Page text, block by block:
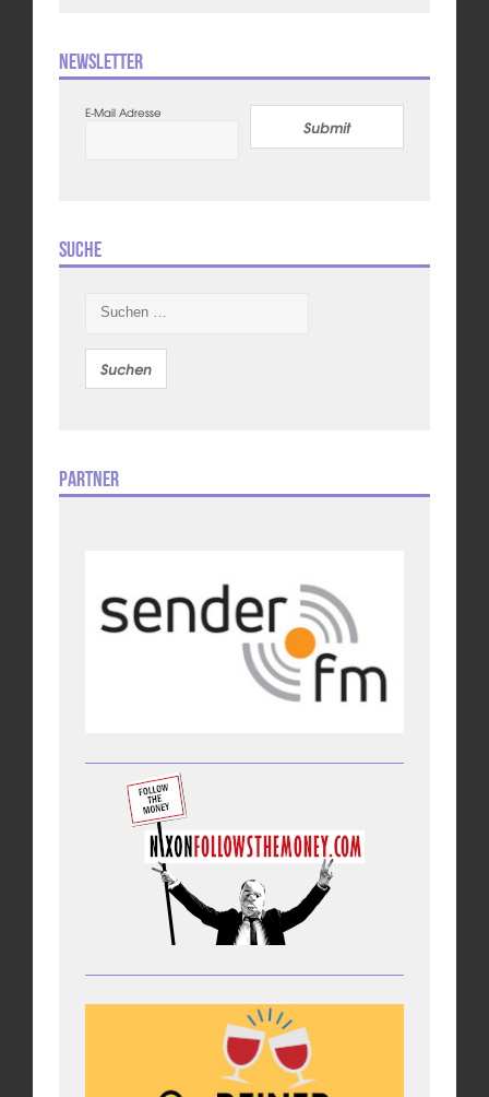
Newsletter
E-Mail Adresse
Submit
Suche
nach:
Partner